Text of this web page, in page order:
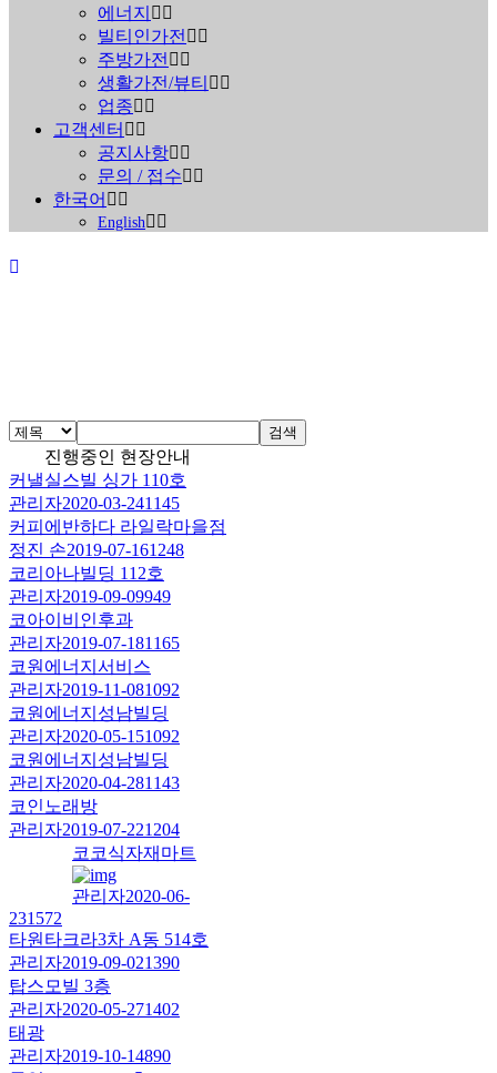
에너지
빌티인가전
주방가전
생활가전/뷰티
업종
고객센터
공지사항
문의 / 접수
한국어
English
진행중인 현장안내
Home>진행중인 현장안내
검색
진행중인 현장안내
커낼실스빌 싱가 110호
관리자2020-03-241145
커피에반하다 라일락마을점
정진 손2019-07-161248
코리아나빌딩 112호
관리자2019-09-09949
코아이비인후과
관리자2019-07-181165
코원에너지서비스
관리자2019-11-081092
코원에너지성남빌딩
관리자2020-05-151092
코원에너지성남빌딩
관리자2020-04-281143
코인노래방
관리자2019-07-221204
코코식자재마트
관리자2020-06-
231572
타원타크라3차 A동 514호
관리자2019-09-021390
탑스모빌 3층
관리자2020-05-271402
태광
관리자2019-10-14890